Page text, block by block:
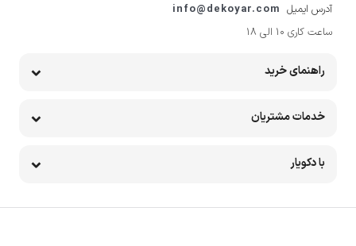
آدرس ایمیل info@dekoyar.com
ساعت کاری 10 الی 18
راهنمای خرید
خدمات مشتریان
با دکویار